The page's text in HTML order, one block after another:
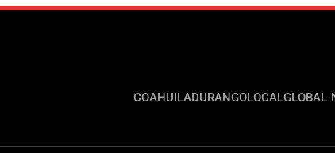
COAHUILADURANGOLOCALGLOBAL